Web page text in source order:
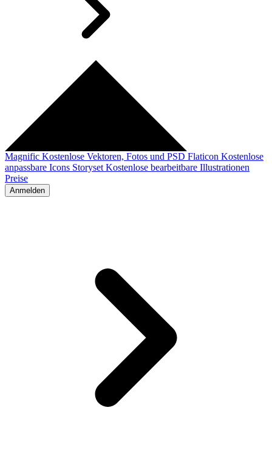
Magnific Kostenlose Vektoren, Fotos und PSD Flaticon Kostenlose
anpassbare Icons Storyset Kostenlose bearbeitbare Illustrationen
Preise
Anmelden